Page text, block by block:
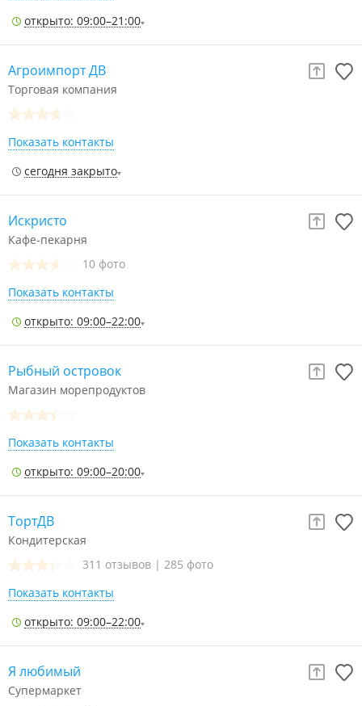
открыто: 09:00–21:00
Агроимпорт ДВ
Торговая компания
Показать контакты
сегодня закрыто
Искристо
Кафе-пекарня
10 фото
Показать контакты
открыто: 09:00–22:00
Рыбный островок
Магазин морепродуктов
Показать контакты
открыто: 09:00–20:00
ТортДВ
Кондитерская
311 отзывов | 285 фото
Показать контакты
открыто: 09:00–22:00
Я любимый
Супермаркет